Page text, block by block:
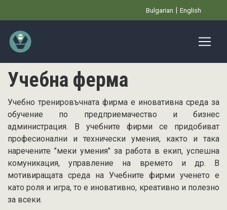
към
Bulgarian English
Учебна ферма
Учебно тренировъчната фирма е иновативна среда за
обучение по предприемачество и бизнес
администрация. В учебните фирми се придобиват
професионални и технически умения, както и така
наречените "меки умения" за работа в екип, успешна
комуникация, управление на времето и др. В
мотивиращата среда на Учебните фирми ученето е
като роля и игра, то е иновативно, креативно и полезно
за всеки.